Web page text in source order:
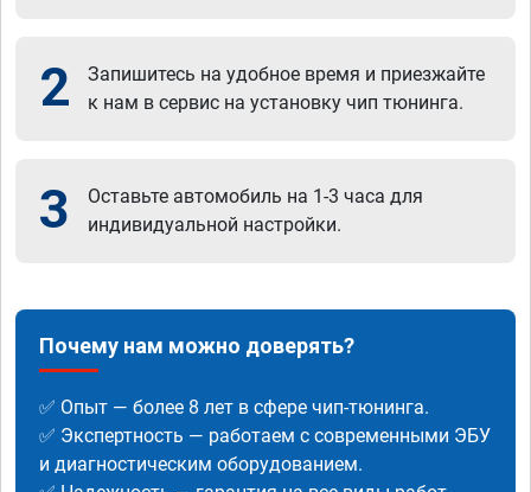
2
Запишитесь на удобное время и приезжайте
к нам в сервис на установку чип тюнинга.
3
Оставьте автомобиль на 1-3 часа для
индивидуальной настройки.
Почему нам можно доверять?
✅ Опыт — более 8 лет в сфере чип-тюнинга.
✅ Экспертность — работаем с современными ЭБУ
и диагностическим оборудованием.